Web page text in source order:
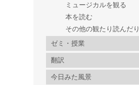
ミュージカルを観る
本を読む
その他の観たり読んだり
ゼミ・授業
翻訳
今日みた風景